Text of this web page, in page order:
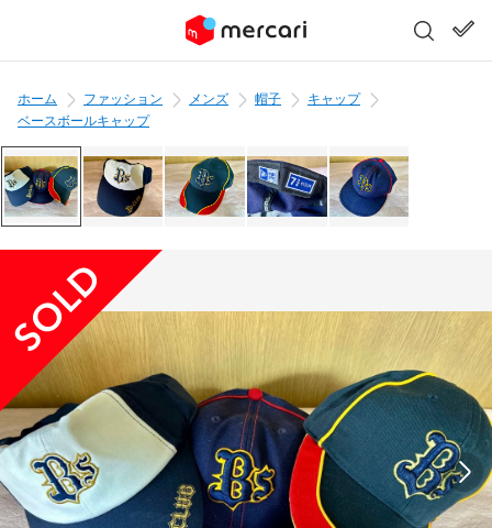
ホーム ファッション メンズ 帽子
キャップ
ベースボールキャップ